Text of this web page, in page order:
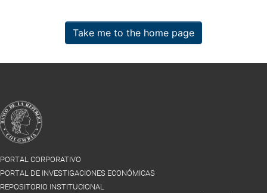
Take me to the home page
PORTAL CORPORATIVO
PORTAL DE INVESTIGACIONES ECONÓMICAS
REPOSITORIO INSTITUCIONAL